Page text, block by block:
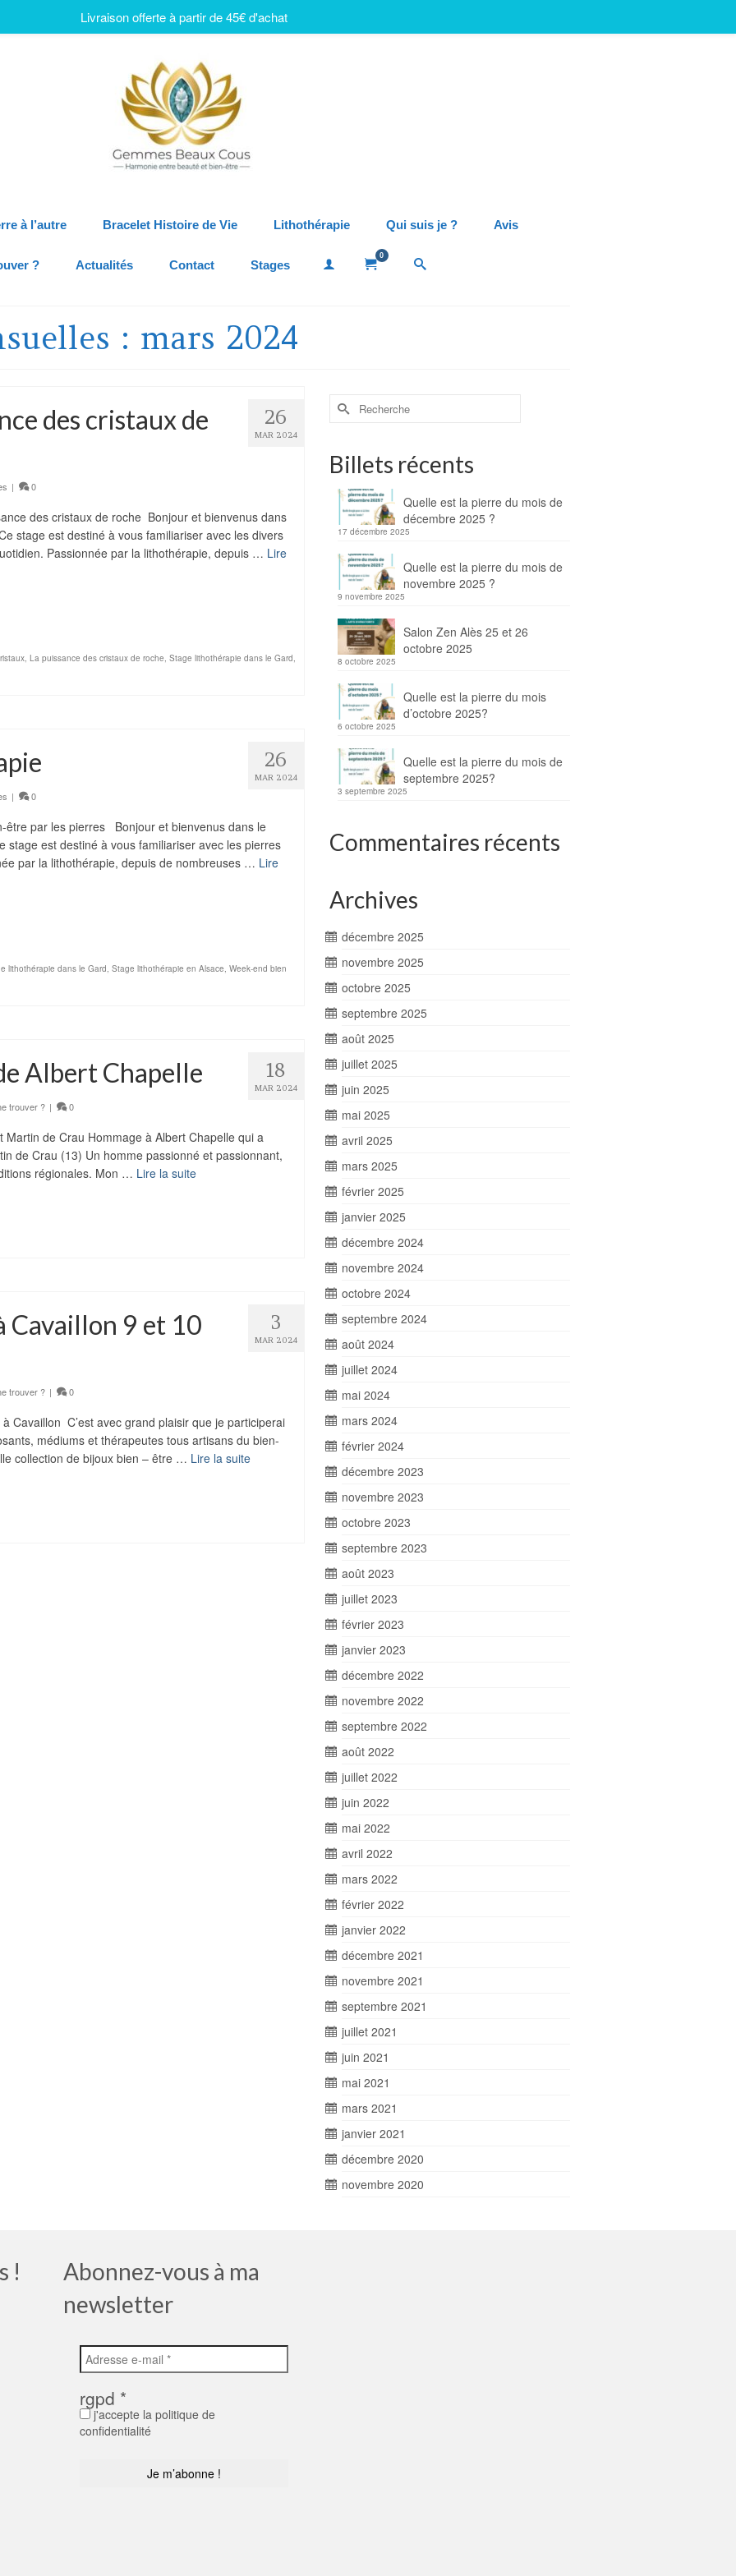
à l’autre Bracelet Histoire de Vie Lithothérapie Qui suis je ? Avis
? Actualités Contact Stages
0
: mars 2024
26
MAR 2024
des cristaux de
| 0
des cristaux de roche Bonjour et bienvenus dans
stage est destiné à vous familiariser avec les divers
Passionnée par la lithothérapie, depuis … Lire
, La puissance des cristaux de roche, Stage lithothérapie dans le Gard,
26
MAR 2024
| 0
être par les pierres Bonjour et bienvenus dans le
stage est destiné à vous familiariser avec les pierres
par la lithothérapie, depuis de nombreuses … Lire
lithothérapie dans le Gard Stage lithothérapie en Alsace Week-end bien
18
MAR 2024
Albert Chapelle
trouver ? | 0
de Crau Hommage à Albert Chapelle qui a
de Crau (13) Un homme passionné et passionnant,
régionales. Mon … Lire la suite
3
MAR 2024
Cavaillon 9 et 10
trouver ? | 0
Cavaillon C’est avec grand plaisir que je participerai
médiums et thérapeutes tous artisans du bien-
collection de bijoux bien – être … Lire la suite
Billets récents
Quelle est la pierre du mois de
décembre 2025 ?
17 décembre 2025
Quelle est la pierre du mois de
novembre 2025 ?
9 novembre 2025
Salon Zen Alès 25 et 26
octobre 2025
8 octobre 2025
Quelle est la pierre du mois
d’octobre 2025?
6 octobre 2025
Quelle est la pierre du mois de
septembre 2025?
3 septembre 2025
Commentaires récents
Archives
décembre 2025
novembre 2025
octobre 2025
septembre 2025
août 2025
juillet 2025
juin 2025
mai 2025
avril 2025
mars 2025
février 2025
janvier 2025
décembre 2024
novembre 2024
octobre 2024
septembre 2024
août 2024
juillet 2024
mai 2024
mars 2024
février 2024
décembre 2023
novembre 2023
octobre 2023
septembre 2023
août 2023
juillet 2023
février 2023
janvier 2023
décembre 2022
novembre 2022
septembre 2022
août 2022
juillet 2022
juin 2022
mai 2022
avril 2022
mars 2022
février 2022
janvier 2022
décembre 2021
novembre 2021
septembre 2021
juillet 2021
juin 2021
mai 2021
mars 2021
janvier 2021
décembre 2020
novembre 2020
!
Abonnez-vous à ma
newsletter
rgpd *
j'accepte la politique de
confidentialité
Livraison offerte à partir de 45€ d'achat